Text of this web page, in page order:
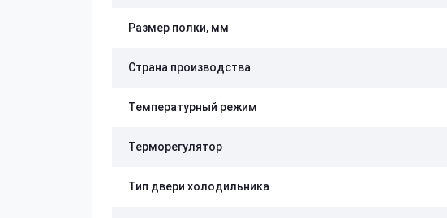
Размер полки, мм
Страна производства
Температурный режим
Терморегулятор
Тип двери холодильника